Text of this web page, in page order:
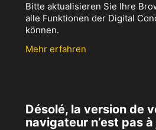
Bitte aktualisieren Sie Ihre
alle Funktionen der Digital
können.
Mehr erfahren
Désolé, la version de
navigateur n’est pas